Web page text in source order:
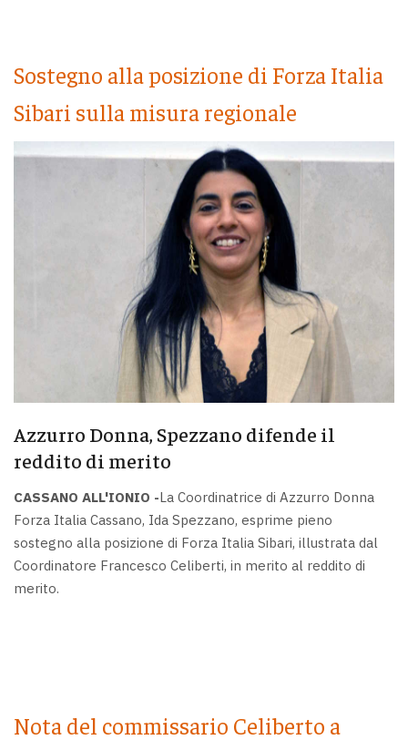
Sostegno alla posizione di Forza Italia
Sibari sulla misura regionale
Azzurro Donna, Spezzano difende il
reddito di merito
CASSANO ALL'IONIO -La Coordinatrice di Azzurro Donna
Forza Italia Cassano, Ida Spezzano, esprime pieno
sostegno alla posizione di Forza Italia Sibari, illustrata dal
Coordinatore Francesco Celiberti, in merito al reddito di
merito.
Nota del commissario Celiberto a